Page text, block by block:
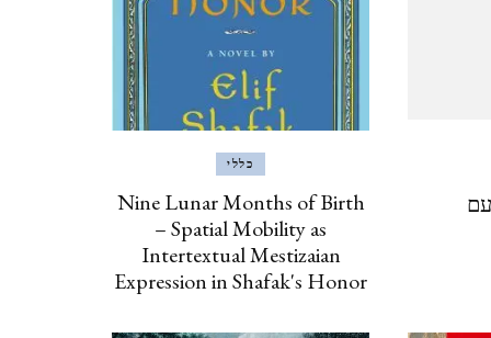
ינואר, 2020
ISTANBUL, TURKEY
BARCELONA
כללי
Nine Lunar Months of Birth
– Spatial Mobility as
Intertextual Mestizaian
Expression in Shafak's Honor